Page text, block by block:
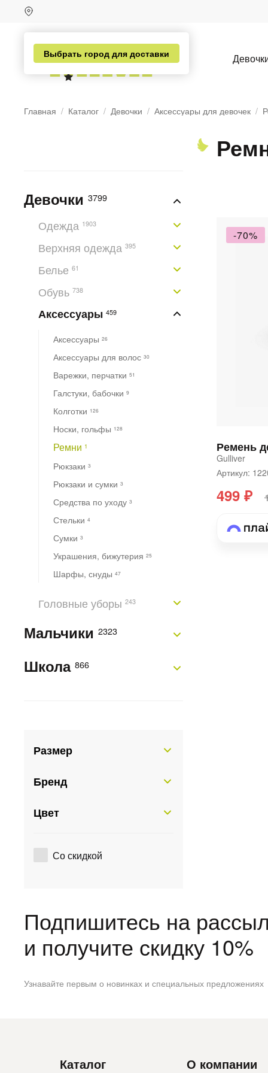
Выбрать город для доставки
Главная Каталог Девочки Аксессуары для девочек
Девочки 3799
Одежда 1903
Верхняя одежда 395
Белье 61
Обувь 738
Аксессуары 459
Аксессуары 26
Аксессуары для волос 30
Варежки, перчатки 51
Галстуки, бабочки 9
Колготки 126
Носки, гольфы 128
Ремни 1
Рюкзаки 3
Рюкзаки и сумки 3
Средства по уходу 3
Стельки 4
Сумки 3
Украшения, бижутерия 25
Шарфы, снуды 47
Головные уборы 243
Мальчики 2323
Школа 866
Размер
Бренд
Цвет
Со скидкой
-70%
Ремень
Gulliver
Артикул:
499 ₽
Подпишитесь на
и получите скидку 10%
Узнавайте первым о новинках и специальных предложениях
Каталог О компании